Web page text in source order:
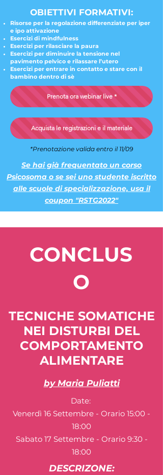
OBIETTIVI FORMATIVI:
Risorse per la regolazione differenziate per iper
e ipo attivazione
Esercizi di mindfulness
Esercizi per rilasciare la paura
Esercizi per diminuire la tensione nel
pavimento pelvico e rilassare l’utero
Esercizi per entrare in contatto e stare con il
bambino dentro di sè
Prenota ora webinar live *
Acquista le registrazioni e il materiale
*Prenotazione valida entro il 11/09
Se hai già frequentato un corso
Psicosoma o se sei uno studente iscritto
alle scuole di specializzazione, usa il
coupon "RSTG2022"
CONCLUS
O
TECNICHE SOMATICHE
NEI DISTURBI DEL
COMPORTAMENTO
ALIMENTARE
by Maria Puliatti
Date:
Venerdì 16 Settembre - Orario 15:00 -
18:00
Sabato 17 Settembre - Orario 9:30 -
18:00
DESCRIZONE: